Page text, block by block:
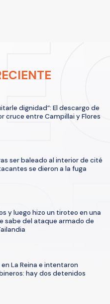
dignidad”: El descargo de
cruce entre Campillai y Flores
ser baleado al interior de cité
se dieron a la fuga
y luego hizo un tiroteo en una
sabe del ataque armado de
La Reina e intentaron
hay dos detenidos